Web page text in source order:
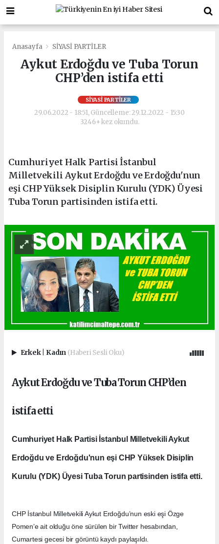
Anasayfa SİYASİ PARTİLER
Aykut Erdoğdu ve Tuba Torun
CHP’den istifa etti
SİYASİ PARTİLER
29.06.2022 - 18:51, Güncelleme: 29.12.2022 - 15:30
3246+ kez okundu.
Cumhuriyet Halk Partisi İstanbul
Milletvekili Aykut Erdoğdu ve Erdoğdu'nun
eşi CHP Yüksek Disiplin Kurulu (YDK) Üyesi
Tuba Torun partisinden istifa etti.
Erkek Kadın (Haberi Sesli Oku)
Aykut Erdoğdu ve Tuba Torun CHP’den
istifa etti
Cumhuriyet Halk Partisi İstanbul Milletvekili Aykut
Erdoğdu ve Erdoğdu'nun eşi CHP Yüksek Disiplin
Kurulu (YDK) Üyesi Tuba Torun partisinden istifa etti.
CHP İstanbul Milletvekili Aykut Erdoğdu’nun eski eşi Özge
Pomen’e ait olduğu öne sürülen bir Twitter hesabından,
Cumartesi gecesi bir görüntü kaydı paylaşıldı.